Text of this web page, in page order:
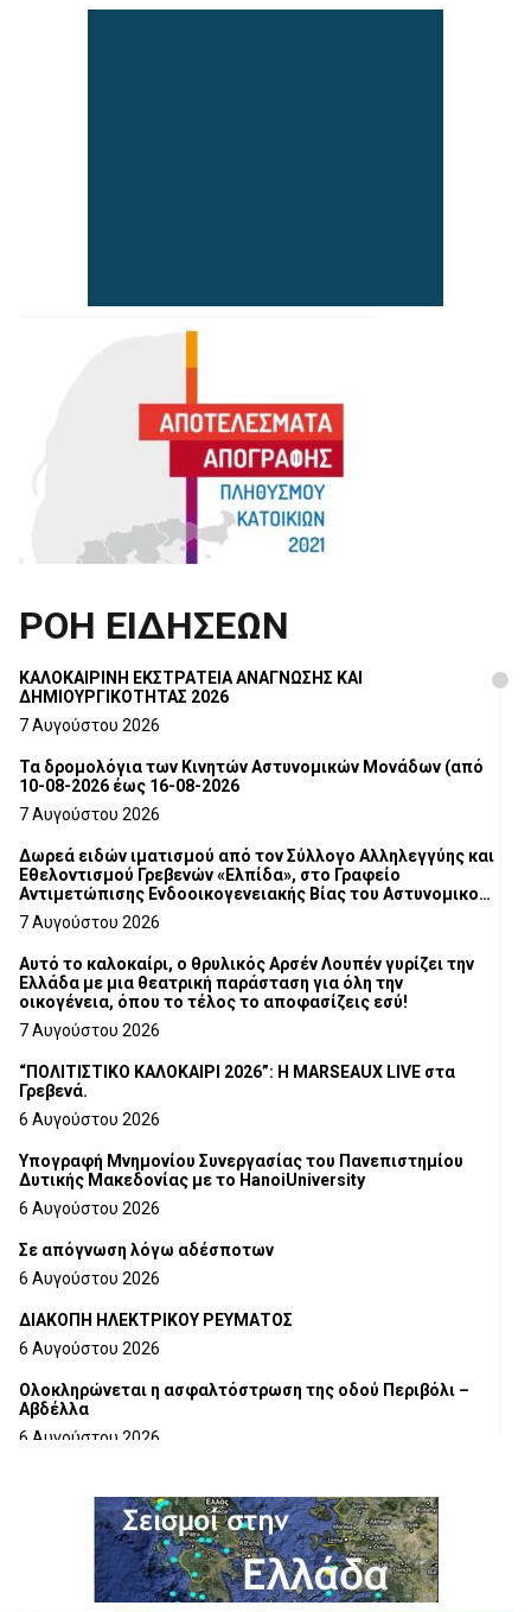
ΡΟΗ ΕΙΔΗΣΕΩΝ
ΚΑΛΟΚΑΙΡΙΝΗ ΕΚΣΤΡΑΤΕΙΑ ΑΝΑΓΝΩΣΗΣ ΚΑΙ
ΔΗΜΙΟΥΡΓΙΚΟΤΗΤΑΣ 2026
7 Αυγούστου 2026
Τα δρομολόγια των Κινητών Αστυνομικών Μονάδων (από
10-08-2026 έως 16-08-2026
7 Αυγούστου 2026
Δωρεά ειδών ιματισμού από τον Σύλλογο Αλληλεγγύης και
Εθελοντισμού Γρεβενών «Ελπίδα», στο Γραφείο
Αντιμετώπισης Ενδοοικογενειακής Βίας του Αστυνομικού
Τμήματος Γρεβενών
7 Αυγούστου 2026
Αυτό το καλοκαίρι, ο θρυλικός Αρσέν Λουπέν γυρίζει την
Ελλάδα με μια θεατρική παράσταση για όλη την
οικογένεια, όπου το τέλος το αποφασίζεις εσύ!
7 Αυγούστου 2026
“ΠΟΛΙΤΙΣΤΙΚΟ ΚΑΛΟΚΑΙΡΙ 2026”: Η MARSEAUX LIVE στα
Γρεβενά.
6 Αυγούστου 2026
Υπογραφή Μνημονίου Συνεργασίας του Πανεπιστημίου
Δυτικής Μακεδονίας με το HanoiUniversity
6 Αυγούστου 2026
Σε απόγνωση λόγω αδέσποτων
6 Αυγούστου 2026
ΔΙΑΚΟΠΗ ΗΛΕΚΤΡΙΚΟΥ ΡΕΥΜΑΤΟΣ
6 Αυγούστου 2026
Ολοκληρώνεται η ασφαλτόστρωση της οδού Περιβόλι –
Αβδέλλα
6 Αυγούστου 2026
5 Αυγούστου 2026
Ο ΑΝΔΡΕΑΣ ΑΣΛΑΝΙΔΗΣ ΣΥΝΕΧΙΖΕΙ ΣΤΟΝ ΠΡΩΤΕΑ
ΓΡΕΒΕΝΩΝ
5 Αυγούστου 2026